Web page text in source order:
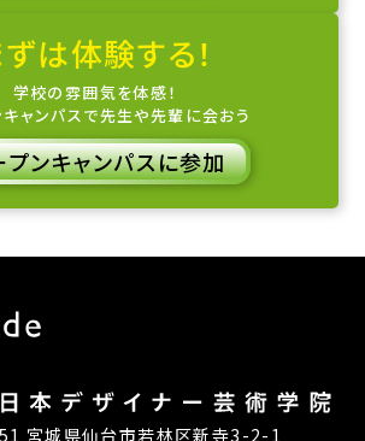
は体験する！
学校の雰囲気を体感！
キャンパスで先生や先輩に会おう
プンキャンパスに参加
宮城県仙台市若林区新寺3-2-1